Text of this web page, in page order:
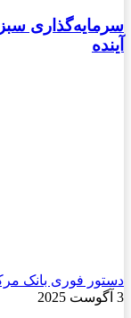
سرمایه‌گذاری
آینده
دستور فوری بانک
3 آگوست 2025